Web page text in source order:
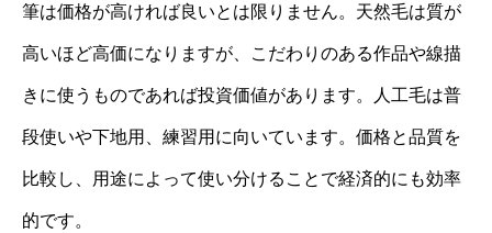
筆は価格が高ければ良いとは限りません。天然毛は質が
高いほど高価になりますが、こだわりのある作品や線描
きに使うものであれば投資価値があります。人工毛は普
段使いや下地用、練習用に向いています。価格と品質を
比較し、用途によって使い分けることで経済的にも効率
的です。